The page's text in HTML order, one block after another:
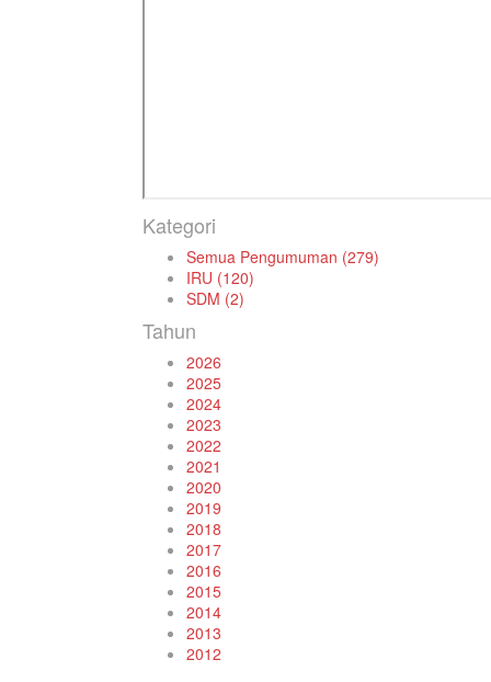
Kategori
Semua Pengumuman (279)
IRU (120)
SDM (2)
Tahun
2026
2025
2024
2023
2022
2021
2020
2019
2018
2017
2016
2015
2014
2013
2012